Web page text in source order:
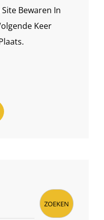
Bewaren In
Keer
ZOEKEN